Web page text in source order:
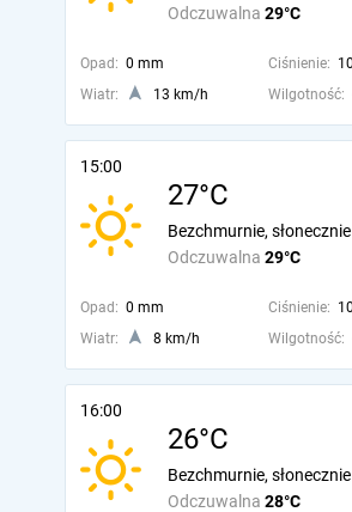
Odczuwalna 29°C
Opad: 0 mm Ciśnienie:
Wiatr:
13 km/h Wilgotność:
15:00
27°C
Odczuwalna 29°C
Bezchmurnie, słonecznie
Opad: 0 mm Ciśnienie:
Wiatr:
8 km/h Wilgotność:
16:00
26°C
Odczuwalna 28°C
Bezchmurnie, słonecznie